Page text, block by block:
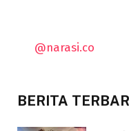
@narasi.co
BERITA